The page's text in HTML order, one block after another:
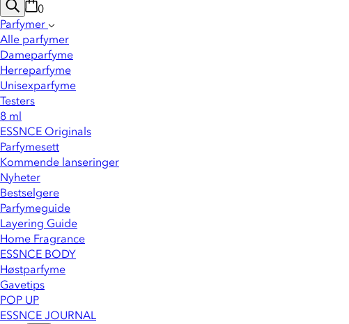
0
Parfymer
Alle parfymer
Dameparfyme
Herreparfyme
Unisexparfyme
Testers
8 ml
ESSNCE Originals
Parfymesett
Kommende lanseringer
Nyheter
Bestselgere
Parfymeguide
Layering Guide
Home Fragrance
ESSNCE BODY
Høstparfyme
Gavetips
POP UP
ESSNCE JOURNAL